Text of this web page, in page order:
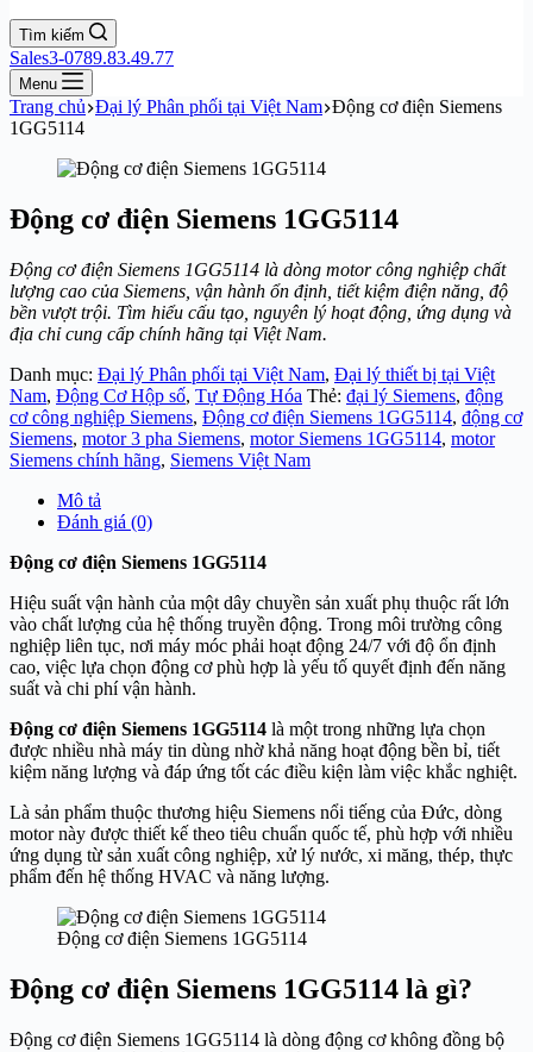
Tìm kiếm
Sales3-0789.83.49.77
Menu
Trang chủ Đại lý Phân phối tại Việt Nam Động cơ điện Siemens
1GG5114
Động cơ điện Siemens 1GG5114
Động cơ điện Siemens 1GG5114 là dòng motor công nghiệp chất
lượng cao của Siemens, vận hành ổn định, tiết kiệm điện năng, độ
bền vượt trội. Tìm hiểu cấu tạo, nguyên lý hoạt động, ứng dụng và
địa chỉ cung cấp chính hãng tại Việt Nam.
Danh mục: Đại lý Phân phối tại Việt Nam, Đại lý thiết bị tại Việt
Nam, Động Cơ Hộp số, Tự Động Hóa Thẻ: đại lý Siemens, động
cơ công nghiệp Siemens, Động cơ điện Siemens 1GG5114, động cơ
Siemens, motor 3 pha Siemens, motor Siemens 1GG5114, motor
Siemens chính hãng, Siemens Việt Nam
Mô tả
Đánh giá (0)
Động cơ điện Siemens 1GG5114
Hiệu suất vận hành của một dây chuyền sản xuất phụ thuộc rất lớn
vào chất lượng của hệ thống truyền động. Trong môi trường công
nghiệp liên tục, nơi máy móc phải hoạt động 24/7 với độ ổn định
cao, việc lựa chọn động cơ phù hợp là yếu tố quyết định đến năng
suất và chi phí vận hành.
Động cơ điện Siemens 1GG5114 là một trong những lựa chọn
được nhiều nhà máy tin dùng nhờ khả năng hoạt động bền bỉ, tiết
kiệm năng lượng và đáp ứng tốt các điều kiện làm việc khắc nghiệt.
Là sản phẩm thuộc thương hiệu Siemens nổi tiếng của Đức, dòng
motor này được thiết kế theo tiêu chuẩn quốc tế, phù hợp với nhiều
ứng dụng từ sản xuất công nghiệp, xử lý nước, xi măng, thép, thực
phẩm đến hệ thống HVAC và năng lượng.
Động cơ điện Siemens 1GG5114
Động cơ điện Siemens 1GG5114 là gì?
Động cơ điện Siemens 1GG5114 là dòng động cơ không đồng bộ